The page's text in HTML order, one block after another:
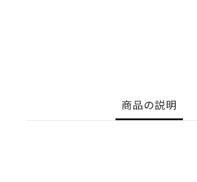
商品の説明